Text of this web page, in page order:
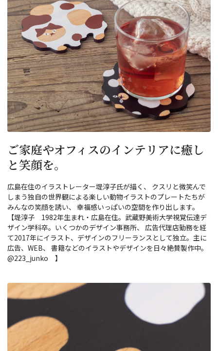
ご家庭やオフィスのインテリアに癒し
と笑顔を。
広島在住のイラストレーター堤淳子氏が描く、 クスリと微笑んで
しまう独自の世界観による楽しい動物イラストのプレートたちが
みんなの笑顔を誘い、 幸福感いっぱいの空間を作り出します。
【堤淳子 1982年生まれ・広島在住。武蔵野美術大学視覚伝達デ
ザイン学科卒。いくつかのデザイン事務所、 広告代理店勤務を経
て2017年にイラスト、デザインのフリーランスとして独立。主に
広告、WEB、 書籍などのイラストやデザインを日々絶賛製作中。
@223_junko 】